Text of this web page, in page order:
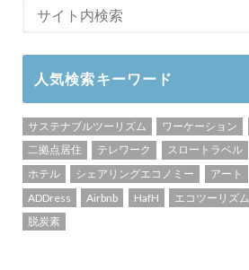
人気検索キーワード
サステナブルツーリズム ワーケーション
二拠点居住
テレワーク スロートラベル
ホテル
シェアリングエコノミー アート
ADDress
Airbnb HafH エコツーリズム
脱炭素